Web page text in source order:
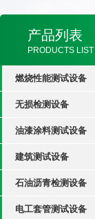
产品列表
PRODUCTS LIST
燃烧性能测试设备
无损检测设备
油漆涂料测试设备
建筑测试设备
石油沥青检测设备
电工套管测试设备